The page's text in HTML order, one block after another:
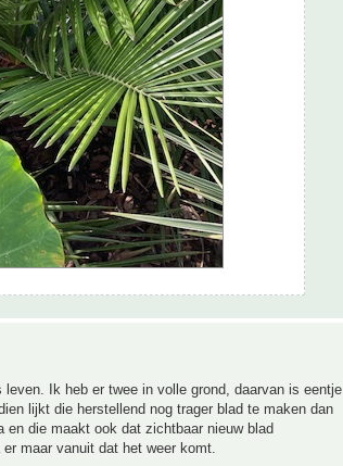
Ik heb er twee in volle grond, daarvan is eentje
lijkt die herstellend nog trager blad te maken dan
en die maakt ook dat zichtbaar nieuw blad
maar vanuit dat het weer komt.